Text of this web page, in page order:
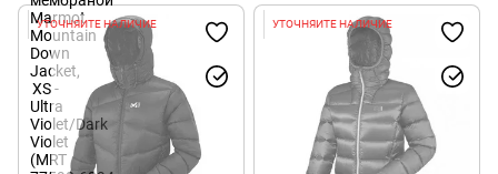
УТОЧНЯЙТЕ НАЛИЧИЕ УТОЧНЯЙТЕ НАЛИЧИЕ